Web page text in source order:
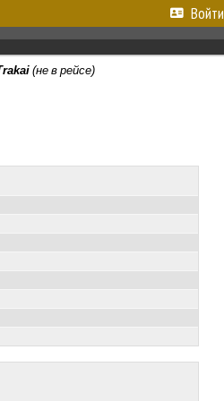
Войти
(не в рейсе)